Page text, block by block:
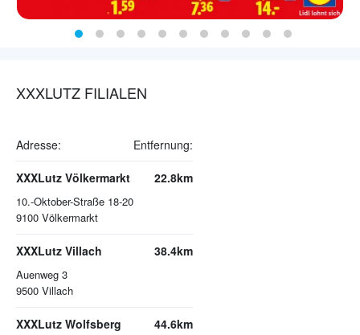
XXXLUTZ FILIALEN
Adresse: Entfernung:
XXXLutz Völkermarkt
10.-Oktober-Straße 18-20
9100 Völkermarkt
22.8km
XXXLutz Villach
Auenweg 3
9500 Villach
38.4km
XXXLutz Wolfsberg 44.6km